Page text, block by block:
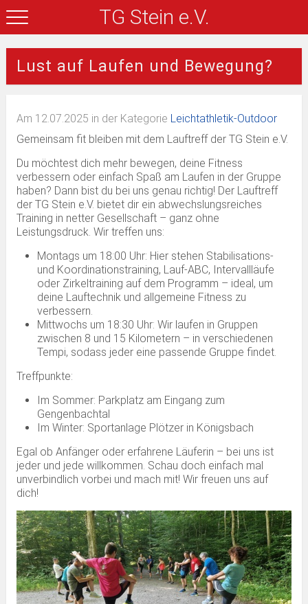
TG Stein e.V.
Lust auf Laufen und Bewegung?
Am 12.07.2025 in der Kategorie Leichtathletik-Outdoor
Gemeinsam fit bleiben mit dem Lauftreff der TG Stein e.V.
Du möchtest dich mehr bewegen, deine Fitness
verbessern oder einfach Spaß am Laufen in der Gruppe
haben? Dann bist du bei uns genau richtig! Der Lauftreff
der TG Stein e.V. bietet dir ein abwechslungsreiches
Training in netter Gesellschaft – ganz ohne
Leistungsdruck. Wir treffen uns:
Montags um 18:00 Uhr: Hier stehen Stabilisations-
und Koordinationstraining, Lauf-ABC, Intervallläufe
oder Zirkeltraining auf dem Programm – ideal, um
deine Lauftechnik und allgemeine Fitness zu
verbessern.
Mittwochs um 18:30 Uhr: Wir laufen in Gruppen
zwischen 8 und 15 Kilometern – in verschiedenen
Tempi, sodass jeder eine passende Gruppe findet.
Treffpunkte:
Im Sommer: Parkplatz am Eingang zum
Gengenbachtal
Im Winter: Sportanlage Plötzer in Königsbach
Egal ob Anfänger oder erfahrene Läuferin – bei uns ist
jeder und jede willkommen. Schau doch einfach mal
unverbindlich vorbei und mach mit! Wir freuen uns auf
dich!